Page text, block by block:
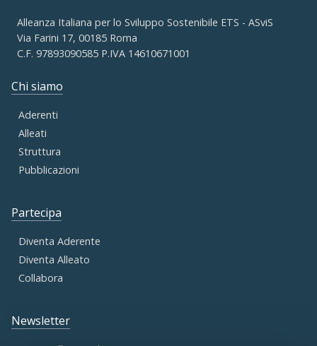
Alleanza Italiana per lo Sviluppo Sostenibile ETS - ASviS
Via Farini 17, 00185 Roma
C.F. 97893090585 P.IVA 14610671001
Chi siamo
Aderenti
Alleati
Struttura
Pubblicazioni
Partecipa
Diventa Aderente
Diventa Alleato
Collabora
Newsletter